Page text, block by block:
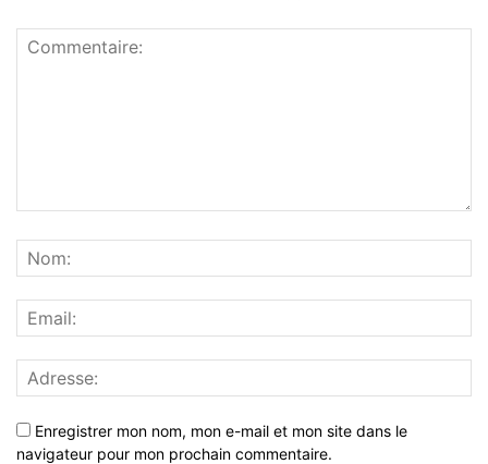
Enregistrer mon nom, mon e-mail et mon site dans le
navigateur pour mon prochain commentaire.